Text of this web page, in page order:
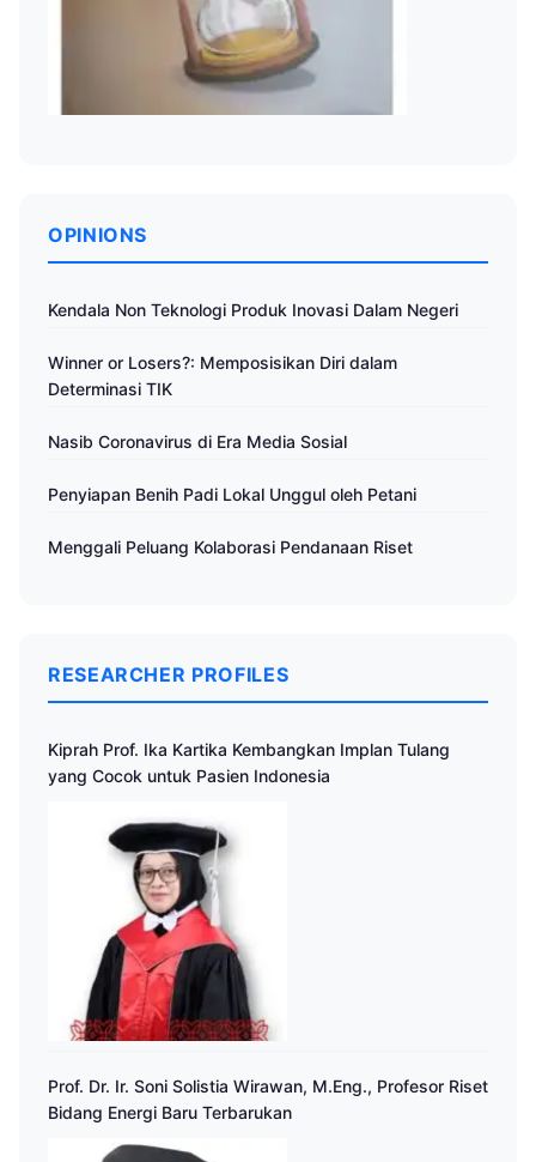
OPINIONS
Kendala Non Teknologi Produk Inovasi Dalam Negeri
Winner or Losers?: Memposisikan Diri dalam
Determinasi TIK
Nasib Coronavirus di Era Media Sosial
Penyiapan Benih Padi Lokal Unggul oleh Petani
Menggali Peluang Kolaborasi Pendanaan Riset
RESEARCHER PROFILES
Kiprah Prof. Ika Kartika Kembangkan Implan Tulang
yang Cocok untuk Pasien Indonesia
Prof. Dr. Ir. Soni Solistia Wirawan, M.Eng., Profesor Riset
Bidang Energi Baru Terbarukan